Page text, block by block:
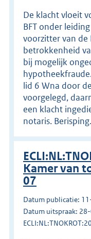
De klacht vloeit
BFT onder
voorzitter van de
betrokkenheid
bij mogelijk
lid 6 Wna door
voorgelegd,
een klacht
notaris. Berisping.
Kamer van
07
Datum publicatie:
Datum uitspraak: